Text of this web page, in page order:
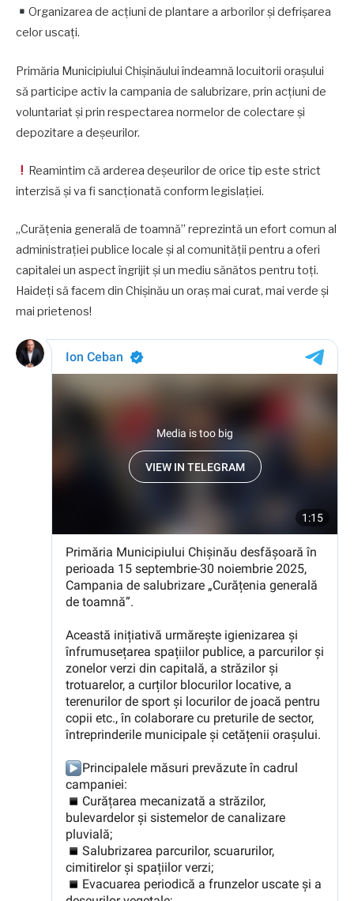
Organizarea de acțiuni de plantare a arborilor și defrișarea
celor uscați.
Primăria Municipiului Chișinăului îndeamnă locuitorii orașului
să participe activ la campania de salubrizare, prin acțiuni de
voluntariat și prin respectarea normelor de colectare și
depozitare a deșeurilor.
Reamintim că arderea deșeurilor de orice tip este strict
interzisă și va fi sancționată conform legislației.
„Curățenia generală de toamnă” reprezintă un efort comun al
administrației publice locale și al comunității pentru a oferi
capitalei un aspect îngrijit și un mediu sănătos pentru toți.
Haideți să facem din Chișinău un oraș mai curat, mai verde și
mai prietenos!